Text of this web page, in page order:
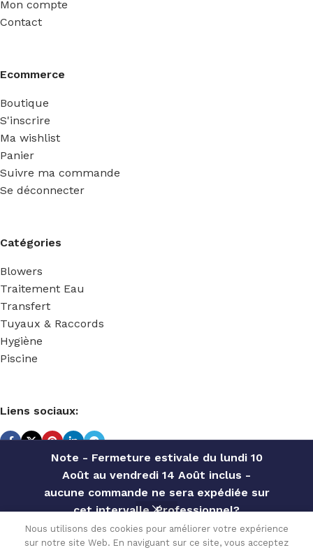
Note - Fermeture estivale du lundi 10
Août au vendredi 14 Août inclus -
aucune commande ne sera expédiée sur
cet intervalle. Professionnel?
Contactez notre service commercial
pour des offres personnalisées, des
Mon compte
Contact
Ecommerce
Boutique
S'inscrire
Ma wishlist
Panier
Suivre ma commande
Se déconnecter
Catégories
Blowers
Traitement Eau
Transfert
Tuyaux & Raccords
Hygiène
Piscine
Liens sociaux:
TECHNIDOSE 2022 Réalisé parACS INFORMATIQUE
Nous utilisons des cookies pour améliorer votre expérience
sur notre site Web. En naviguant sur ce site, vous acceptez
UNION
INEGAL
9.00€ Disponible